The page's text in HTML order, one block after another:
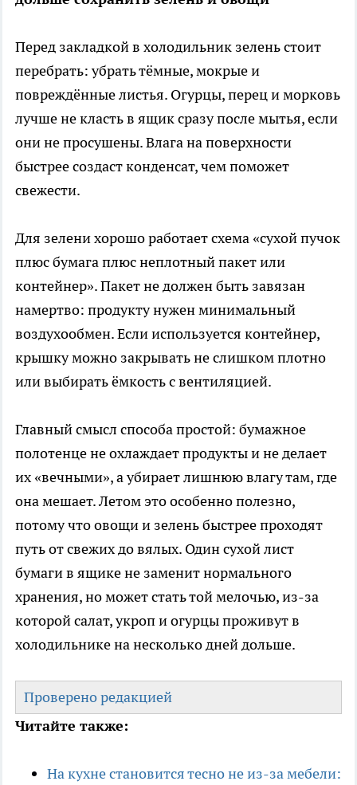
Перед закладкой в холодильник зелень стоит
перебрать: убрать тёмные, мокрые и
повреждённые листья. Огурцы, перец и морковь
лучше не класть в ящик сразу после мытья, если
они не просушены. Влага на поверхности
быстрее создаст конденсат, чем поможет
свежести.
Для зелени хорошо работает схема «сухой пучок
плюс бумага плюс неплотный пакет или
контейнер». Пакет не должен быть завязан
намертво: продукту нужен минимальный
воздухообмен. Если используется контейнер,
крышку можно закрывать не слишком плотно
или выбирать ёмкость с вентиляцией.
Главный смысл способа простой: бумажное
полотенце не охлаждает продукты и не делает
их «вечными», а убирает лишнюю влагу там, где
она мешает. Летом это особенно полезно,
потому что овощи и зелень быстрее проходят
путь от свежих до вялых. Один сухой лист
бумаги в ящике не заменит нормального
хранения, но может стать той мелочью, из-за
которой салат, укроп и огурцы проживут в
холодильнике на несколько дней дольше.
Проверено редакцией
Читайте также:
На кухне становится тесно не из-за мебели: